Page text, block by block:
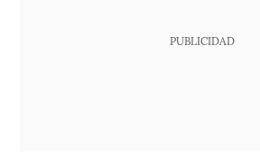
PUBLICIDAD